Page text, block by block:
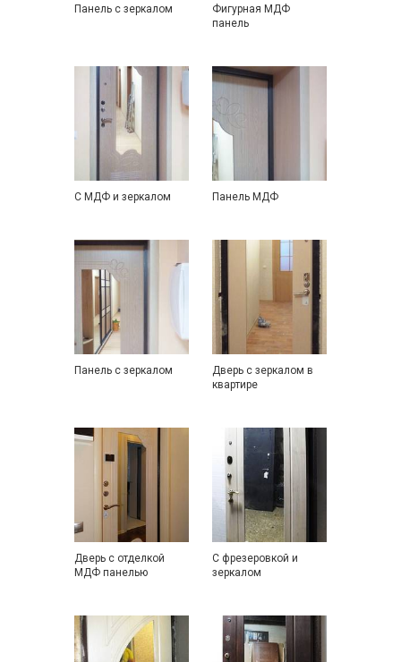
Панель с зеркалом
Фигурная МДФ
панель
С МДФ и зеркалом Панель МДФ
Панель с зеркалом
Дверь с зеркалом в
квартире
Дверь с отделкой
МДФ панелью
С фрезеровкой и
зеркалом